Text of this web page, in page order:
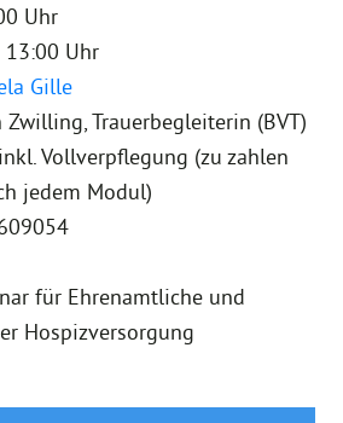
Uhr
13:00 Uhr
Gille
Zwilling, Trauerbegleiterin (BVT)
Vollverpflegung (zu zahlen
jedem Modul)
für Ehrenamtliche und
Hospizversorgung